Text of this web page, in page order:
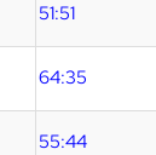
51:51
64:35
55:44